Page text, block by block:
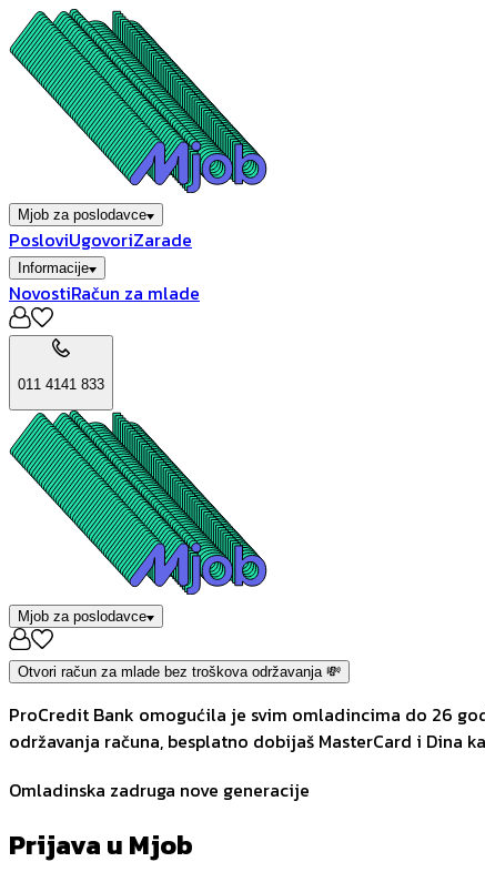
Mjob za poslodavce
PosloviUgovoriZarade
Informacije
NovostiRačun za mlade
011 4141 833
Mjob za poslodavce
Otvori račun za mlade bez troškova održavanja 💸
ProCredit Bank omogućila je svim omladincima do 26
održavanja računa, besplatno dobijaš MasterCard i Dina
Omladinska zadruga nove generacije
Prijava u Mjob